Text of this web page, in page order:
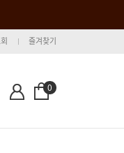
즐겨찾기
0